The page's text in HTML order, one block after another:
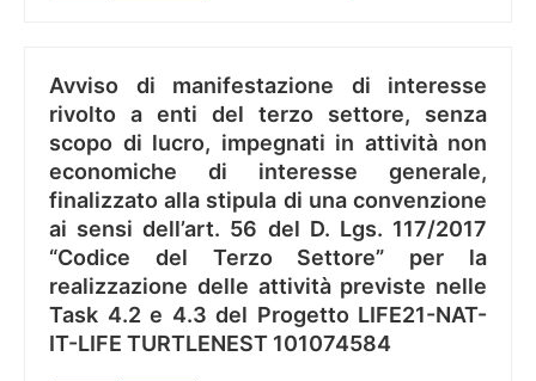
Avviso di manifestazione di interesse
rivolto a enti del terzo settore, senza
scopo di lucro, impegnati in attività non
economiche di interesse generale,
finalizzato alla stipula di una convenzione
ai sensi dell’art. 56 del D. Lgs. 117/2017
“Codice del Terzo Settore” per la
realizzazione delle attività previste nelle
Task 4.2 e 4.3 del Progetto LIFE21-NAT-
IT-LIFE TURTLENEST 101074584